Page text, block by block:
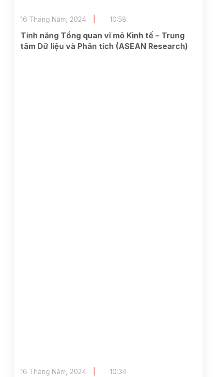
Tính năng Tổng quan vĩ mô Kinh tế – Trung
tâm Dữ liệu và Phân tích (ASEAN Research)
16 Tháng Năm, 2024 10:58
16 Tháng Năm, 2024 10:34